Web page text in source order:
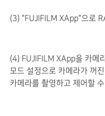
(3) "FUJIFILM XApp"으로
(4) FUJIFILM XApp을 카메
모드 설정으로 카메라가 꺼
카메라를 촬영하고 제어할